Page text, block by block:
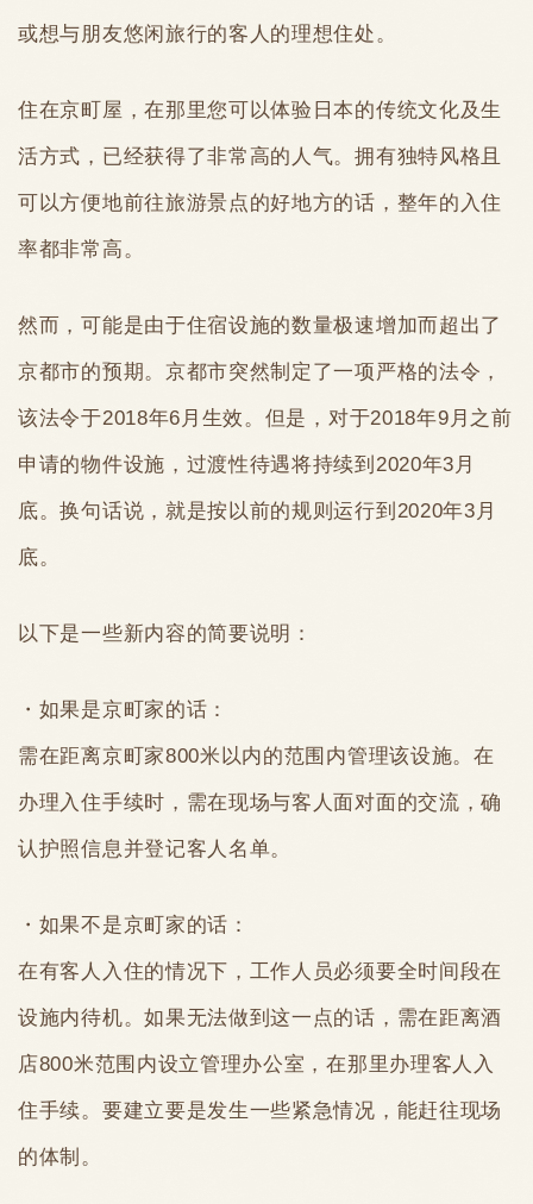
或想与朋友悠闲旅行的客人的理想住处。
住在京町屋，在那里您可以体验日本的传统文化及生
活方式，已经获得了非常高的人气。拥有独特风格且
可以方便地前往旅游景点的好地方的话，整年的入住
率都非常高。
然而，可能是由于住宿设施的数量极速增加而超出了
京都市的预期。京都市突然制定了一项严格的法令，
该法令于2018年6月生效。但是，对于2018年9月之前
申请的物件设施，过渡性待遇将持续到2020年3月
底。换句话说，就是按以前的规则运行到2020年3月
底。
以下是一些新内容的简要说明：
・如果是京町家的话：
需在距离京町家800米以内的范围内管理该设施。在
办理入住手续时，需在现场与客人面对面的交流，确
认护照信息并登记客人名单。
・如果不是京町家的话：
在有客人入住的情况下，工作人员必须要全时间段在
设施内待机。如果无法做到这一点的话，需在距离酒
店800米范围内设立管理办公室，在那里办理客人入
住手续。要建立要是发生一些紧急情况，能赶往现场
的体制。